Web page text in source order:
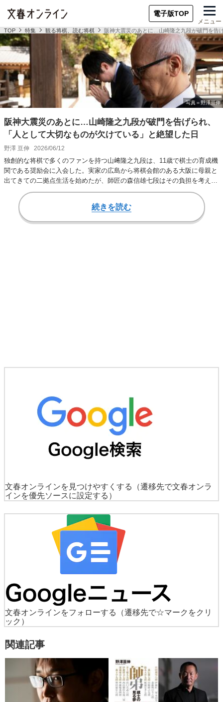
電子版TOP
メニュー
TOP 特集 観る将棋、読む将棋 阪神大震災のあとに…山崎隆之九段が破門を告
阪神大震災のあとに…山崎隆之九段が破門を告げられ、
「人として大切なものが欠けている」と絶望した日
野澤 亘伸 2026/06/12
独創的な将棋で多くのファンを持つ山﨑隆之九段は、11歳で棋士の育成機
関である奨励会に入会した。実家の広島から将棋会館のある大阪に母親と
出てきての二拠点生活を始めたが、師匠の森信雄七段はその負担を考え、
中学入学を機に…
続きを読む
文春オンラインを見つけやすくする
（遷移先で文春オンラ
インを優先ソースに設定する）
文春オンラインをフォローする
（遷移先で☆マークをクリ
ック）
関連記事